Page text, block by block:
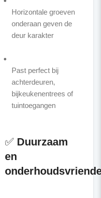
Horizontale groeven
onderaan geven de
deur karakter
Past perfect bij
achterdeuren,
bijkeukenentrees of
tuintoegangen
✅ Duurzaam
en